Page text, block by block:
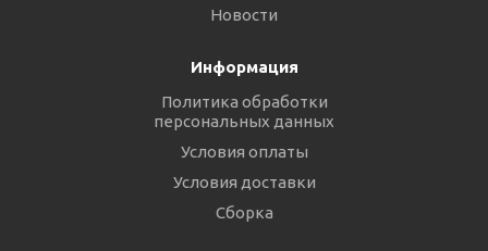
Новости
Информация
Политика обработки
персональных данных
Условия оплаты
Условия доставки
Сборка